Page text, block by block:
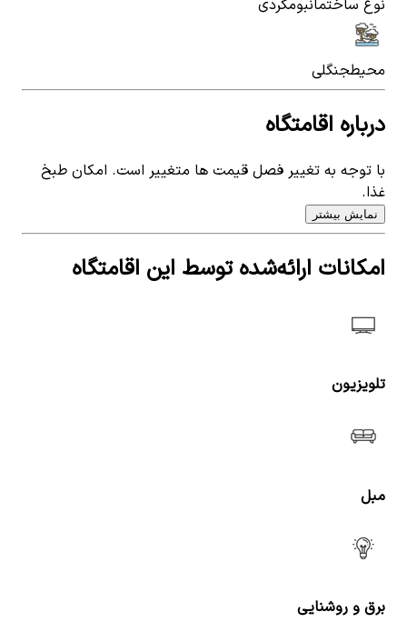
نوع ساختمانبومگردی
محیطجنگلی
درباره اقامتگاه
با توجه به تغییر فصل قیمت ها متغییر است. امکان طبخ
غذا.
نمایش بیشتر
امکانات ارائه‌شده توسط این اقامتگاه
تلویزیون
مبل
برق و روشنایی